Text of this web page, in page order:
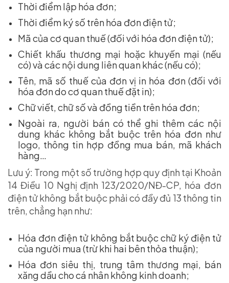
Thời điểm lập hóa đơn;
Thời điểm ký số trên hóa đơn điện tử;
Mã của cơ quan thuế (đối với hóa đơn điện tử);
Chiết khấu thương mại hoặc khuyến mại (nếu
có) và các nội dung liên quan khác (nếu có);
Tên, mã số thuế của đơn vị in hóa đơn (đối với
hóa đơn do cơ quan thuế đặt in);
Chữ viết, chữ số và đồng tiền trên hóa đơn;
Ngoài ra, người bán có thể ghi thêm các nội
dung khác không bắt buộc trên hóa đơn như
logo, thông tin hợp đồng mua bán, mã khách
hàng…
Lưu ý: Trong một số trường hợp quy định tại Khoản
14 Điều 10 Nghị định 123/2020/NĐ-CP, hóa đơn
điện tử không bắt buộc phải có đầy đủ 13 thông tin
trên, chẳng hạn như:
Hóa đơn điện tử không bắt buộc chữ ký điện tử
của người mua (trừ khi hai bên thỏa thuận);
Hóa đơn siêu thị, trung tâm thương mại, bán
xăng dầu cho cá nhân không kinh doanh;